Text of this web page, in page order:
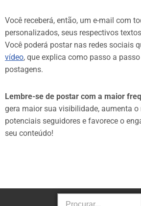
Você receberá, então, um e-mail com
personalizados, seus respectivos
Você poderá postar nas redes sociais
vídeo, que explica como passo a
postagens.
Lembre-se de postar com a maior
gera maior sua visibilidade, aumenta o
potenciais seguidores e favorece o
seu conteúdo!